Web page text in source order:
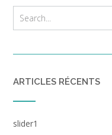
ARTICLES RÉCENTS
slider1